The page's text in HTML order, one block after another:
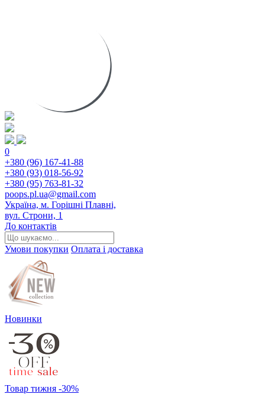
0
+380 (96) 167-41-88
+380 (93) 018-56-92
+380 (95) 763-81-32
poops.pl.ua@gmail.com
Україна, м. Горішні Плавні,
вул. Строни, 1
До контактів
Умови покупки Оплата і доставка
Новинки
Товар тижня -30%